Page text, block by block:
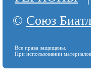
© Союз
Все права защищены.
При использовании